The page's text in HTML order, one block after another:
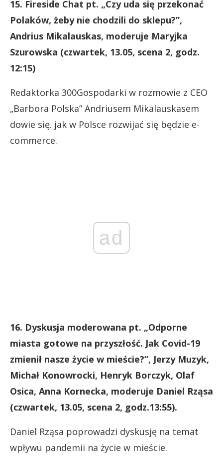
15. Fireside Chat pt. „Czy uda się przekonać
Polaków, żeby nie chodzili do sklepu?”,
Andrius Mikalauskas, moderuje Maryjka
Szurowska (czwartek, 13.05, scena 2, godz.
12:15)
Redaktorka 300Gospodarki w rozmowie z CEO
„Barbora Polska” Andriusem Mikalauskasem
dowie się. jak w Polsce rozwijać się będzie e-
commerce.
ad
16. Dyskusja moderowana pt. „Odporne
miasta gotowe na przyszłość. Jak Covid-19
zmienił nasze życie w mieście?”, Jerzy Muzyk,
Michał Konowrocki, Henryk Borczyk, Olaf
Osica, Anna Kornecka, moderuje Daniel Rząsa
(czwartek, 13.05, scena 2, godz.13:55).
Daniel Rząsa poprowadzi dyskusję na temat
wpływu pandemii na życie w mieście.